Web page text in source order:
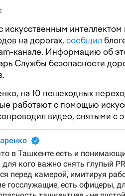
интеллектом
на дорогах, сообщил
канале. Информацию об
Службы безопасности
на 10 пешеходных
работают с помощью
видео, снятыми с